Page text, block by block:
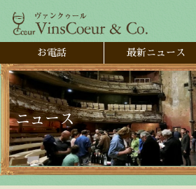
お電話 最新ニュース
ニュース